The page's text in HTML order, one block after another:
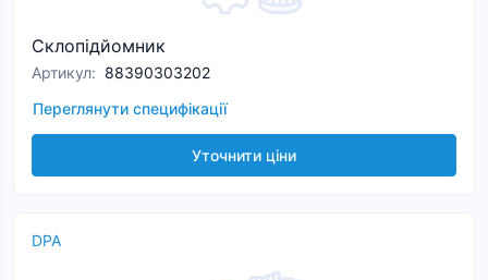
Склопідйомник
Артикул: 88390303202
Переглянути специфікації
Уточнити ціни
DPA